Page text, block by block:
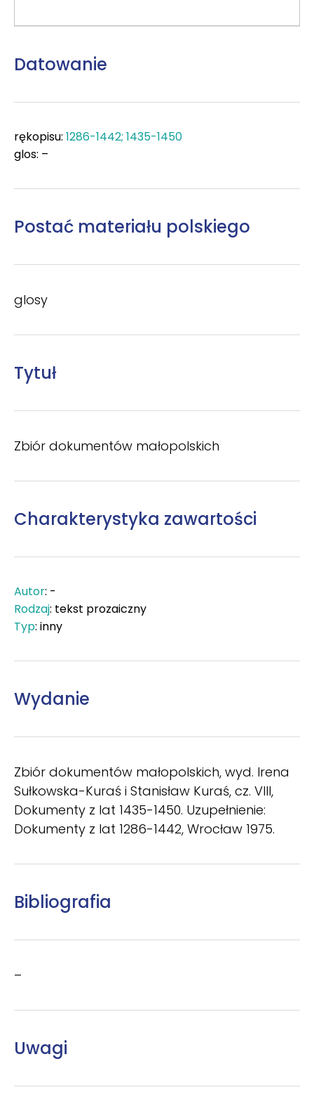
Datowanie
rękopisu: 1286-1442; 1435-1450
glos: –
Postać materiału polskiego
glosy
Tytuł
Zbiór dokumentów małopolskich
Charakterystyka zawartości
Autor: -
Rodzaj: tekst prozaiczny
Typ: inny
Wydanie
Zbiór dokumentów małopolskich, wyd. Irena
Sułkowska-Kuraś i Stanisław Kuraś, cz. VIII,
Dokumenty z lat 1435-1450. Uzupełnienie:
Dokumenty z lat 1286-1442, Wrocław 1975.
Bibliografia
–
Uwagi